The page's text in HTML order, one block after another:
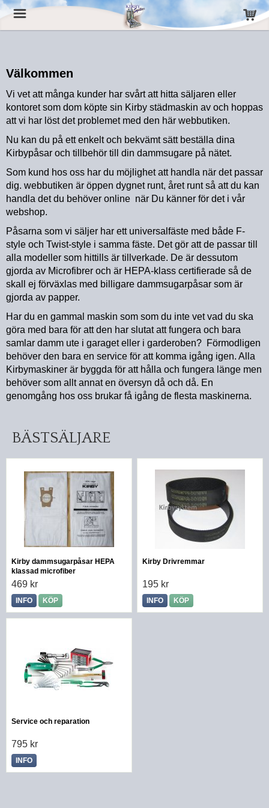
Välkommen
Vi vet att många kunder har svårt att hitta säljaren eller
kontoret som dom köpte sin Kirby städmaskin av och hoppas
att vi har löst det problemet med den här webbutiken.
Nu kan du på ett enkelt och bekvämt sätt beställa dina
Kirbypåsar och tillbehör till din dammsugare på nätet.
Som kund hos oss har du möjlighet att handla när det passar
dig. webbutiken är öppen dygnet runt, året runt så att du kan
handla det du behöver online när Du känner för det i vår
webshop.
Påsarna som vi säljer har ett universalfäste med både F-
style och Twist-style i samma fäste. Det gör att de passar till
alla modeller som hittills är tillverkade. De är dessutom
gjorda av Microfibrer och är HEPA-klass certifierade så de
skall ej förväxlas med billigare dammsugarpåsar som är
gjorda av papper.
Har du en gammal maskin som som du inte vet vad du ska
göra med bara för att den har slutat att fungera och bara
samlar damm ute i garaget eller i garderoben? Förmodligen
behöver den bara en service för att komma igång igen. Alla
Kirbymaskiner är byggda för att hålla och fungera länge men
behöver som allt annat en översyn då och då. En
genomgång hos oss brukar få igång de flesta maskinerna.
BÄSTSÄLJARE
Kirby dammsugarpåsar HEPA
klassad microfiber
469 kr
INFO KÖP
Kirby Drivremmar
195 kr
INFO KÖP
Service och reparation
795 kr
INFO